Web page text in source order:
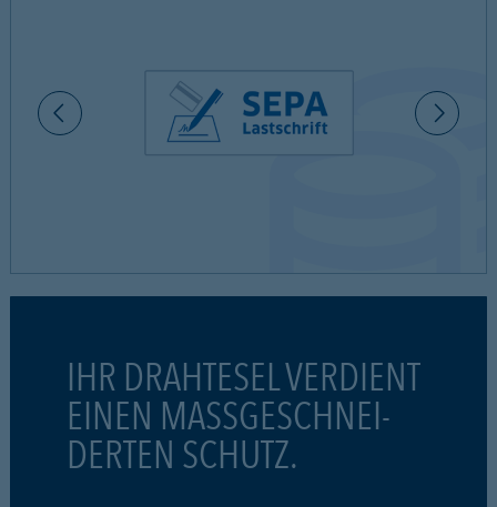
IHR DRAHTESEL VERDIENT
EINEN MASSGESCHNEI-
DERTEN SCHUTZ.